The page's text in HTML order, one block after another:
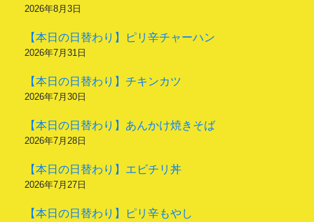
2026年8月3日
【本日の日替わり】ピリ辛チャーハン
2026年7月31日
【本日の日替わり】チキンカツ
2026年7月30日
【本日の日替わり】あんかけ焼きそば
2026年7月28日
【本日の日替わり】エビチリ丼
2026年7月27日
【本日の日替わり】ピリ辛もやし